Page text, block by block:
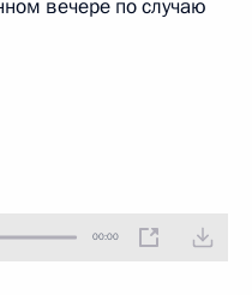
вечере по случаю
00:00